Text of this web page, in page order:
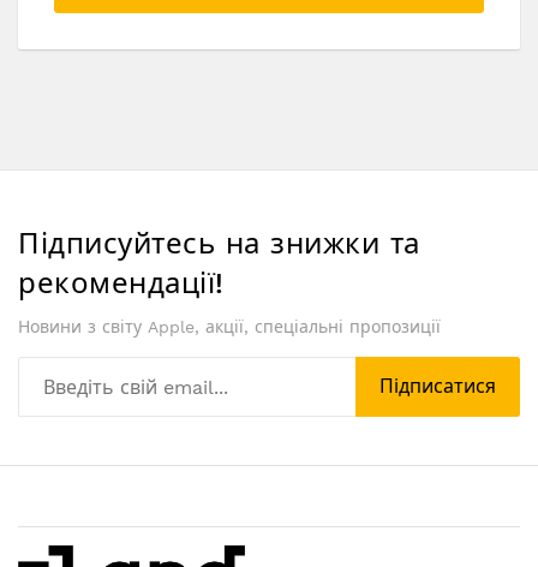
Підписуйтесь на знижки та
рекомендації!
Новини з світу Apple, акції, спеціальні пропозиції
Підписатися